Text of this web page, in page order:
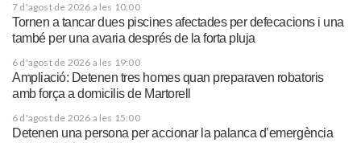
7 d'agost de 2026 a les 10:00
Tornen a tancar dues piscines afectades per defecacions i una
també per una avaria després de la forta pluja
6 d'agost de 2026 a les 19:00
Ampliació: Detenen tres homes quan preparaven robatoris
amb força a domicilis de Martorell
6 d'agost de 2026 a les 15:00
Detenen una persona per accionar la palanca d’emergència